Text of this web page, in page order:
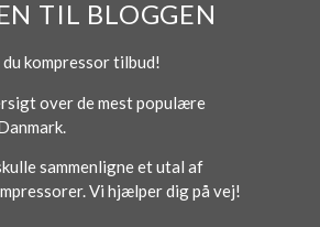
TIL BLOGGEN
du kompressor tilbud!
over de mest populære
sammenligne et utal af
Vi hjælper dig på vej!